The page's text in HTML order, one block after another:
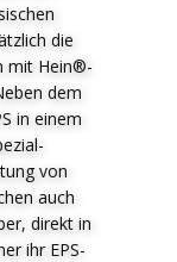
die
mit Hein®-
dem
in einem
von
auch
direkt in
ihr EPS-